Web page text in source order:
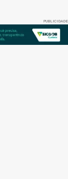
PUBLICIDADE